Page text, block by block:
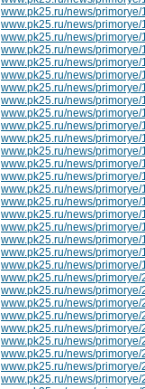
www.pk25.ru/news/
www.pk25.ru/news/
www.pk25.ru/news/
www.pk25.ru/news/
www.pk25.ru/news/
www.pk25.ru/news/
www.pk25.ru/news/
www.pk25.ru/news/
www.pk25.ru/news/
www.pk25.ru/news/
www.pk25.ru/news/
www.pk25.ru/news/
www.pk25.ru/news/
www.pk25.ru/news/
www.pk25.ru/news/
www.pk25.ru/news/
www.pk25.ru/news/
www.pk25.ru/news/
www.pk25.ru/news/
www.pk25.ru/news/
www.pk25.ru/news/
www.pk25.ru/news/
www.pk25.ru/news/
www.pk25.ru/news/
www.pk25.ru/news/
www.pk25.ru/news/
www.pk25.ru/news/
www.pk25.ru/news/
www.pk25.ru/news/
www.pk25.ru/news/